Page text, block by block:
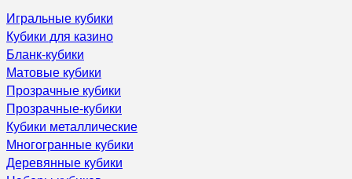
Игральные кубики
Кубики для казино
Бланк-кубики
Матовые кубики
Прозрачные кубики
Прозрачные-кубики
Кубики металлические
Многогранные кубики
Деревянные кубики